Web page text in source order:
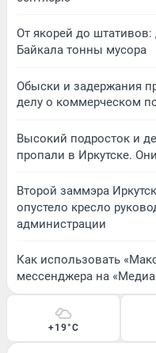
От якорей до
Байкала тонны мусора
Обыски и задержания
делу о коммерческом
Высокий подросток и
пропали в Иркутске.
Второй заммэра
опустело кресло
администрации
Как использовать
мессенджера на
+19°C